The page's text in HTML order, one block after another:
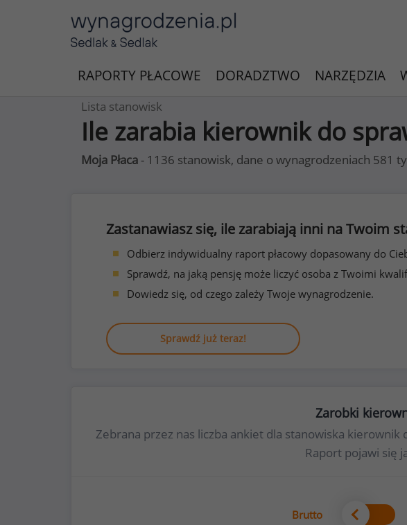
RAPORTY PŁACOWE DORADZTWO NARZĘDZIA
Lista stanowisk
Ile zarabia kierownik do
Moja Płaca - 1136 stanowisk, dane o wynagrodzeniach 581
Zastanawiasz się, ile zarabiają inni na Twoim
Odbierz indywidualny raport płacowy dopasowany do
Sprawdź, na jaką pensję może liczyć osoba z Twoimi
Dowiedz się, od czego zależy Twoje wynagrodzenie.
Sprawdź już teraz!
Zarobki
Zebrana przez nas liczba ankiet dla stanowiska
Raport pojawi się
Brutto